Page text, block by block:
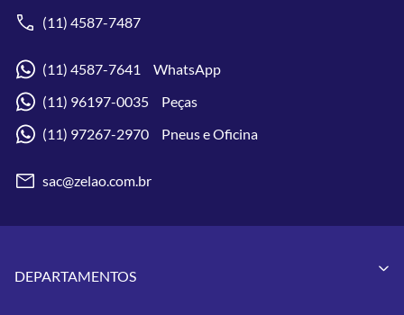
(11) 4587-7487
(11) 4587-7641 WhatsApp
(11) 96197-0035 Peças
(11) 97267-2970 Pneus e Oficina
sac@zelao.com.br
DEPARTAMENTOS